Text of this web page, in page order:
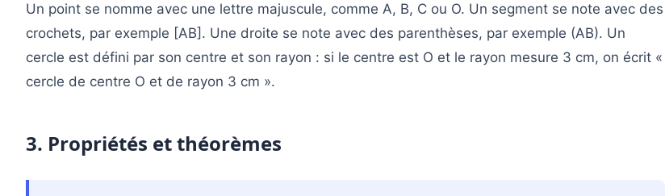
Un point se nomme avec une lettre majuscule, comme A, B, C ou O. Un segment se note avec des
crochets, par exemple [AB]. Une droite se note avec des parenthèses, par exemple (AB). Un
cercle est défini par son centre et son rayon : si le centre est O et le rayon mesure 3 cm, on écrit «
cercle de centre O et de rayon 3 cm ».
3. Propriétés et théorèmes